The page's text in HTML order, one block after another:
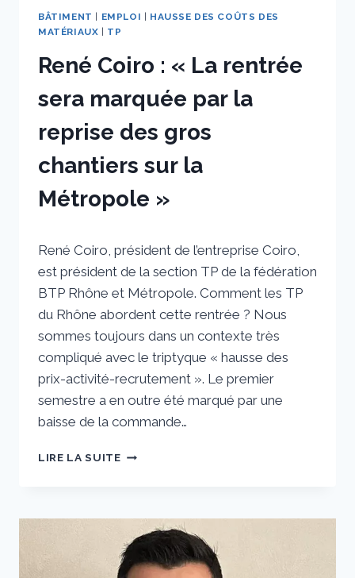
BÂTIMENT EMPLOI
HAUSSE DES COÛTS DES
MATÉRIAUX
TP
René Coiro : « La rentrée
sera marquée par la
reprise des gros
chantiers sur la
Métropole »
sstradiotto
René Coiro, président de l’entreprise Coiro,
est président de la section TP de la fédération
BTP Rhône et Métropole. Comment les TP
du Rhône abordent cette rentrée ? Nous
sommes toujours dans un contexte très
compliqué avec le triptyque « hausse des
prix-activité-recrutement ». Le premier
semestre a en outre été marqué par une
baisse de la commande…
LIRE LA SUITERENÉ
SERA
MARQUÉE
PAR
LA